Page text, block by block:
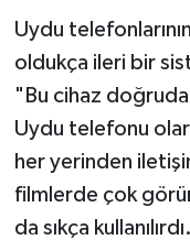
Uydu
oldukça ileri bir
"Bu cihaz
Uydu telefonu
her yerinden
filmlerde çok
da sıkça